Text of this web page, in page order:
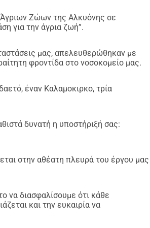
κάθε απελευθέρωσης.
Άγριων Ζώων της Αλκυόνης σε
για την άγρια ζωή”.
μας, απελευθερώθηκαν με
φροντίδα στο νοσοκομείο μας.
έναν Καλαμοκιρκο, τρία
δυνατή η υποστήριξή σας:
στην αθέατη πλευρά του έργου μας
να διασφαλίσουμε ότι κάθε
και την ευκαιρία να